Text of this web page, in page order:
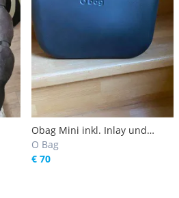
Obag Mini inkl. Inlay und
Borten
O Bag
€ 70